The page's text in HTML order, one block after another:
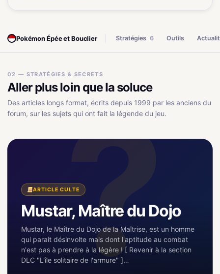
Pokémon Épée et Bouclier Stratégies 6 Outils
02 — STRATÉGIES & SECRETS
Aller plus loin que la soluce
Des articles longs format, écrits depuis 1999 par les anciens du
forum, sur les sujets qui ont fait la légende du jeu.
ARTICLE CULTE
Mustar, Maître du Dojo
Mustar, le Maître du Dojo de la Maîtrise, est un homme
qui parait désinvolte mais dont l'aptitude au combat
n'est pas à prendre à la légère ! [ Revenir à la section
DLC "L'île solitaire de l'armure" ]…